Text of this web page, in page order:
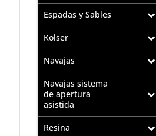
Espadas y Sables
Kolser
Navajas
Navajas sistema
de apertura
asistida
Resina